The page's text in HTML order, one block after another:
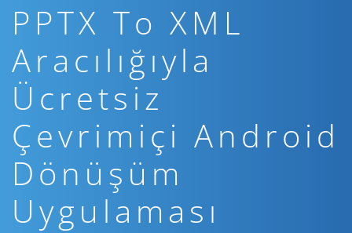
PPTX To XML
Aracılığıyla
Ücretsiz
Çevrimiçi Android
Dönüşüm
Uygulaması